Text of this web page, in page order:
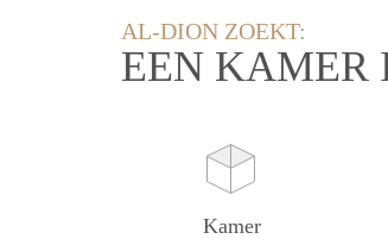
AL-DION ZOEKT:
EEN KAMER
Kamer